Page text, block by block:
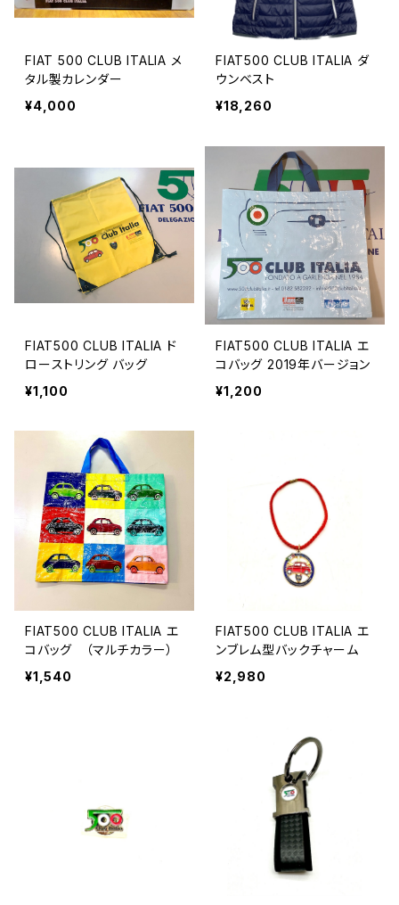
FIAT 500 CLUB ITALIA メ
タル製カレンダー
¥4,000
FIAT500 CLUB ITALIA ダ
ウンベスト
¥18,260
FIAT500 CLUB ITALIA ド
ローストリング バッグ
¥1,100
FIAT500 CLUB ITALIA エ
コバッグ 2019年バージョン
¥1,200
FIAT500 CLUB ITALIA エ
コバッグ （マルチカラー）
¥1,540
FIAT500 CLUB ITALIA エ
ンブレム型バックチャーム
¥2,980